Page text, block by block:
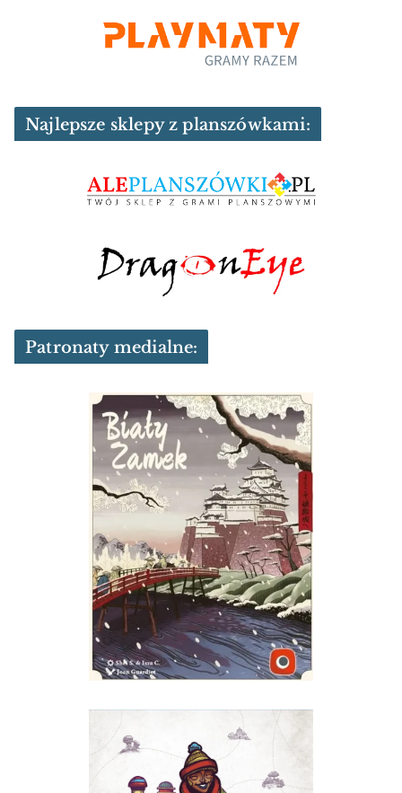
Najlepsze sklepy z planszówkami:
Patronaty medialne: